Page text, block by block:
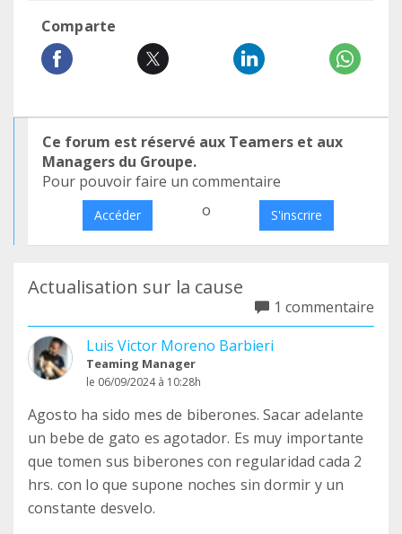
Comparte
Ce forum est réservé aux Teamers et aux
Managers du Groupe.
Pour pouvoir faire un commentaire
Accéder o S'inscrire
Actualisation sur la cause
1 commentaire
Luis Victor Moreno Barbieri
Teaming Manager
le 06/09/2024 à 10:28h
Agosto ha sido mes de biberones. Sacar adelante
un bebe de gato es agotador. Es muy importante
que tomen sus biberones con regularidad cada 2
hrs. con lo que supone noches sin dormir y un
constante desvelo.